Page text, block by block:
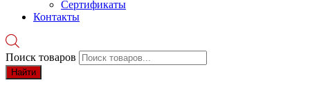
Сертификаты
Контакты
Поиск товаров
Найти